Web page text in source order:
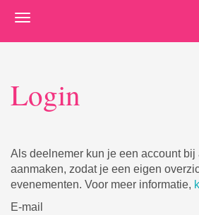
Login
Als deelnemer kun je een account bij
aanmaken, zodat je een eigen
evenementen. Voor meer informatie,
E-mail